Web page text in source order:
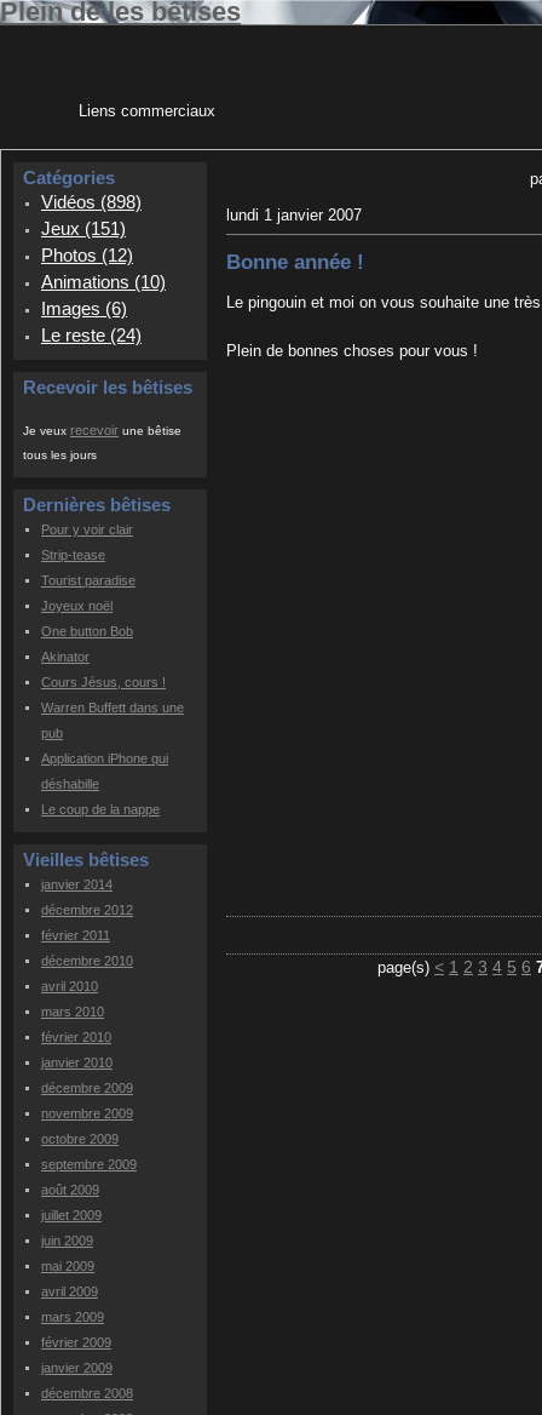
Plein de les bêtises
Liens commerciaux
Catégories
Vidéos (898)
Jeux (151)
Photos (12)
Animations (10)
Images (6)
Le reste (24)
Recevoir les bêtises
Je veux recevoir une bêtise
tous les jours
Dernières bêtises
Pour y voir clair
Strip-tease
Tourist paradise
Joyeux noël
One button Bob
Akinator
Cours Jésus, cours !
Warren Buffett dans une
pub
Application iPhone qui
déshabille
Le coup de la nappe
Vieilles bêtises
janvier 2014
décembre 2012
février 2011
décembre 2010
avril 2010
mars 2010
février 2010
janvier 2010
décembre 2009
novembre 2009
octobre 2009
septembre 2009
août 2009
juillet 2009
juin 2009
mai 2009
avril 2009
mars 2009
février 2009
janvier 2009
décembre 2008
lundi 1 janvier 2007
Bonne année !
Le pingouin et moi on vous souhaite une
Plein de bonnes choses pour vous !
page(s) < 1 2 3 4 5 6